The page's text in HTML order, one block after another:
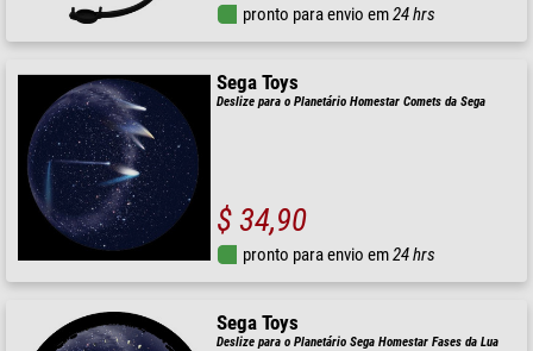
pronto para envio em24 hrs
Sega Toys
Deslize para o Planetário Homestar Comets da Sega
$ 34,90
pronto para envio em24 hrs
Sega Toys
Deslize para o Planetário Sega Homestar Fases da Lua